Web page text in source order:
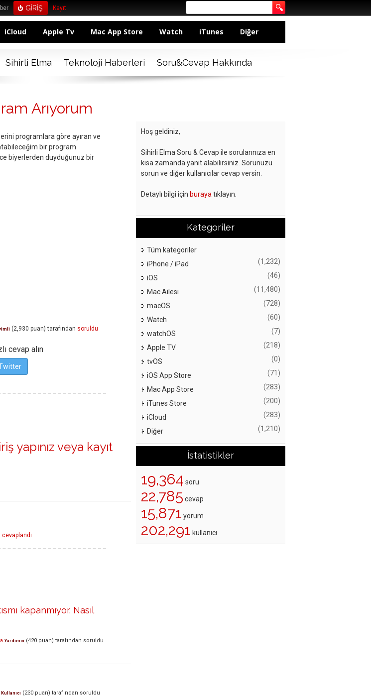
Kayıt
iCloud Apple Tv Mac App Store Watch iTunes Diğer
Sihirli Elma Teknoloji Haberleri Soru&Cevap Hakkında
Arıyorum
programlara göre ayıran ve
bir program
biyerlerden duyduğunuz bir
(2,930 puan) tarafından soruldu
cevap alın
yapınız veya kayıt
cevaplandı
kapanmıyor. Nasıl
Yardımcı (420 puan) tarafından soruldu
(230 puan) tarafından soruldu
Hoş geldiniz,
Sihirli Elma Soru & Cevap ile sorularınıza en
kısa zamanda yanıt alabilirsiniz. Sorunuzu
sorun ve diğer kullanıcılar cevap versin.
Detaylı bilgi için buraya tıklayın.
Kategoriler
Tüm kategoriler
iPhone / iPad
(1,232)
iOS (46)
Mac Ailesi (11,480)
macOS (728)
Watch (60)
watchOS (7)
Apple TV (218)
tvOS (0)
iOS App Store (71)
Mac App Store (283)
iTunes Store (200)
iCloud (283)
Diğer (1,210)
İstatistikler
19,364 soru
22,785 cevap
15,871 yorum
202,291 kullanıcı